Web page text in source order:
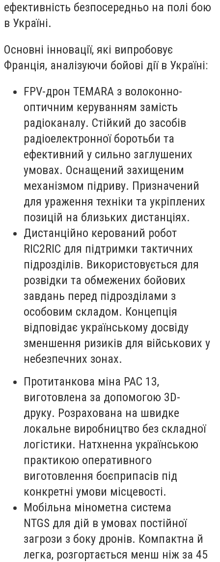
ефективність безпосередньо на полі бою
в Україні.
Основні інновації, які випробовує
Франція, аналізуючи бойові дії в Україні:
FPV-дрон TEMARA з волоконно-
оптичним керуванням замість
радіоканалу. Стійкий до засобів
радіоелектронної боротьби та
ефективний у сильно заглушених
умовах. Оснащений захищеним
механізмом підриву. Призначений
для ураження техніки та укріплених
позицій на близьких дистанціях.
Дистанційно керований робот
RIC2RIC для підтримки тактичних
підрозділів. Використовується для
розвідки та обмежених бойових
завдань перед підрозділами з
особовим складом. Концепція
відповідає українському досвіду
зменшення ризиків для військових у
небезпечних зонах.
Протитанкова міна PAC 13,
виготовлена за допомогою 3D-
друку. Розрахована на швидке
локальне виробництво без складної
логістики. Натхненна українською
практикою оперативного
виготовлення боєприпасів під
конкретні умови місцевості.
Мобільна мінометна система
NTGS для дій в умовах постійної
загрози з боку дронів. Компактна й
легка, розгортається менш ніж за 45